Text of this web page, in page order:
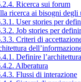
Ricerca sui forum
ricerca ai bisogni degli
User stories per
Job stories per
Criteri di
Definire
Alberatura
Flussi di interazione